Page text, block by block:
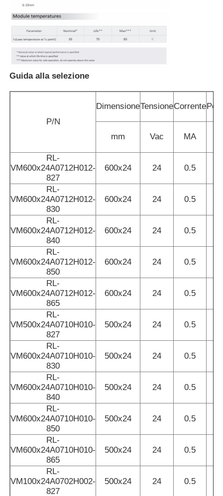
Richiedere un preventivo
Luce a striscia per lavastoviglie
Striscia LED nuda
Modulo di CA LED
Modulo LED a corrente continua
Grandi luci al neon
Mini lavastoviglie
Barra luminosa per sauna
Striscia LED ad alta efficienza
Apparecchi di illuminazione a LED
Flessibili lampadine a LED
Guida alla selezione
P/N
DimensioneTensioneCorrente
mm Vac MA
RL-
VM600x24A0712H012-
827
600x24 24 0.5
RL-
VM600x24A0712H012-
830
600x24 24 0.5
RL-
VM600x24A0712H012-
840
600x24 24 0.5
RL-
VM600x24A0712H012-
850
600x24 24 0.5
RL-
VM600x24A0712H012-
865
600x24 24 0.5
RL-
VM500x24A0710H010-
827
500x24 24 0.5
RL-
VM600x24A0710H010-
830
500x24 24 0.5
RL-
VM600x24A0710H010-
840
500x24 24 0.5
RL-
VM600x24A0710H010-
850
500x24 24 0.5
RL-
VM600x24A0710H010-
865
500x24 24 0.5
RL-
VM100x24A0702H002-
827
500x24 24 0.5